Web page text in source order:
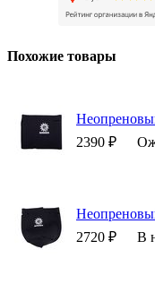
Похожие товары
2390 ₽
2720 ₽
В